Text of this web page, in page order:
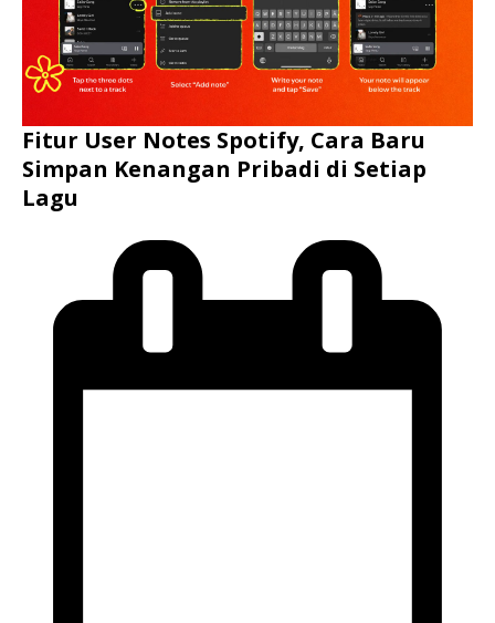
Fitur User Notes Spotify, Cara Baru
Simpan Kenangan Pribadi di Setiap
Lagu